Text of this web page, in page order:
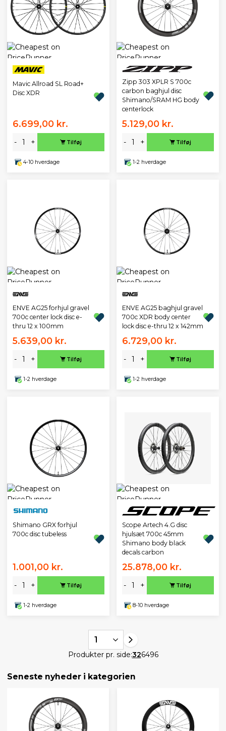
Mavic Allroad SL Road+
Disc XDR
6.699,00 kr.
- + Tilføj
4-10 hverdage
Zipp 303 XPLR S 700c
carbon baghjul disc
Shimano/SRAM HG body
centerlock
5.129,00 kr.
- + Tilføj
1-2 hverdage
ENVE AG25 forhjul gravel
700c center lock disc e-
thru 12 x 100mm
5.639,00 kr.
- + Tilføj
1-2 hverdage
ENVE AG25 baghjul gravel
700c XDR body center
lock disc e-thru 12 x 142mm
6.729,00 kr.
- + Tilføj
1-2 hverdage
Shimano GRX forhjul
700c disc tubeless
1.001,00 kr.
- + Tilføj
1-2 hverdage
Scope Artech 4.G disc
hjulsæt 700c 45mm
Shimano body black
decals carbon
25.878,00 kr.
- + Tilføj
8-10 hverdage
1
Produkter pr. side:326496
Seneste nyheder i kategorien